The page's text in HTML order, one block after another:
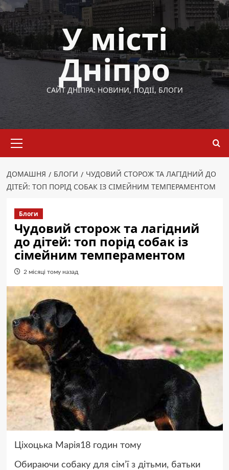
Перейти
до
вмісту
У місті
Дніпро
САЙТ ДНІПРА: НОВИНИ, ПОДІЇ, БЛОГИ
меню
ДОМАШНЯ БЛОГИ
ЧУДОВИЙ СТОРОЖ ТА ЛАГІДНИЙ ДО
ДІТЕЙ: ТОП ПОРІД СОБАК ІЗ СІМЕЙНИМ ТЕМПЕРАМЕНТОМ
Блоги
Чудовий сторож та лагідний
до дітей: топ порід собак із
сімейним темпераментом
2 місяці тому назад
Ціхоцька Марія18 годин тому
Обираючи собаку для сім’ї з дітьми, батьки